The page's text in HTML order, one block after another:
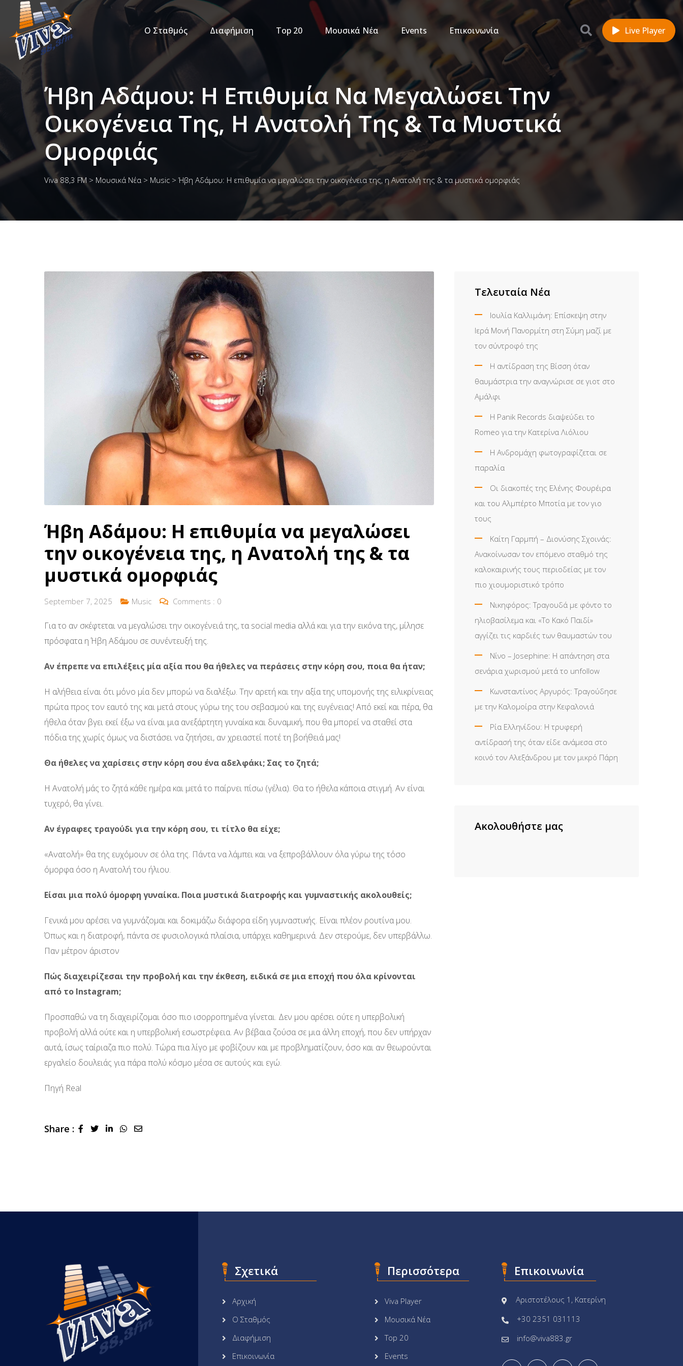
Ο Σταθμός Διαφήμιση Top 20 Μουσικά Νέα Events Επικοινωνία Live Player
Ήβη Αδάμου: H Επιθυμία Να Μεγαλώσει Την
Οικογένεια Της, Η Ανατολή Της & Τα Μυστικά
Ομορφιάς
Viva 88,3 FM > Μουσικά Νέα > Music > Ήβη Αδάμου: H επιθυμία να μεγαλώσει την οικογένεια της, η Ανατολή της & τα μυστικά ομορφιάς
Ήβη Αδάμου: H επιθυμία να μεγαλώσει
την οικογένεια της, η Ανατολή της & τα
μυστικά ομορφιάς
September 7, 2025 Music Comments : 0
Για το αν σκέφτεται να μεγαλώσει την οικογένειά της, τα social media αλλά και για την εικόνα της, μίλησε
πρόσφατα η Ήβη Αδάμου σε συνέντευξή της.
Αν έπρεπε να επιλέξεις μία αξία που θα ήθελες να περάσεις στην κόρη σου, ποια θα ήταν;
Η αλήθεια είναι ότι μόνο μία δεν μπορώ να διαλέξω. Την αρετή και την αξία της υπομονής της ειλικρίνειας
πρώτα προς τον εαυτό της και μετά στους γύρω της του σεβασμού και της ευγένειας! Από εκεί και πέρα, θα
ήθελα όταν βγει εκεί έξω να είναι μια ανεξάρτητη γυναίκα και δυναμική, που θα μπορεί να σταθεί στα
πόδια της χωρίς όμως να διστάσει να ζητήσει, αν χρειαστεί ποτέ τη βοήθειά μας!
Θα ήθελες να χαρίσεις στην κόρη σου ένα αδελφάκι; Σας το ζητά;
Η Ανατολή μάς το ζητά κάθε ημέρα και μετά το παίρνει πίσω (γέλια). Θα το ήθελα κάποια στιγμή. Αν είναι
τυχερό, θα γίνει.
Αν έγραφες τραγούδι για την κόρη σου, τι τίτλο θα είχε;
«Ανατολή» θα της ευχόμουν σε όλα της. Πάντα να λάμπει και να ξεπροβάλλουν όλα γύρω της τόσο
όμορφα όσο η Ανατολή του ήλιου.
Είσαι μια πολύ όμορφη γυναίκα. Ποια μυστικά διατροφής και γυμναστικής ακολουθείς;
Γενικά μου αρέσει να γυμνάζομαι και δοκιμάζω διάφορα είδη γυμναστικής. Είναι πλέον ρουτίνα μου.
Όπως και η διατροφή, πάντα σε φυσιολογικά πλαίσια, υπάρχει καθημερινά. Δεν στερούμε, δεν υπερβάλλω.
Παν μέτρον άριστον
Πώς διαχειρίζεσαι την προβολή και την έκθεση, ειδικά σε μια εποχή που όλα κρίνονται
από το Instagram;
Προσπαθώ να τη διαχειρίζομαι όσο πιο ισορροπημένα γίνεται. Δεν μου αρέσει ούτε η υπερβολική
προβολή αλλά ούτε και η υπερβολική εσωστρέφεια. Αν βέβαια ζούσα σε μια άλλη εποχή, που δεν υπήρχαν
αυτά, ίσως ταίριαζα πιο πολύ. Τώρα πια λίγο με φοβίζουν και με προβληματίζουν, όσο και αν θεωρούνται
εργαλείο δουλειάς για πάρα πολύ κόσμο μέσα σε αυτούς και εγώ.
Πηγή Real
Share : LinkedInWhatsapp
Share
Τελευταία Νέα
Ιουλία Καλλιμάνη: Επίσκεψη στην
Ιερά Μονή Πανορμίτη στη Σύμη μαζί με
τον σύντροφό της
Η αντίδραση της Βίσση όταν
θαυμάστρια την αναγνώρισε σε γιοτ στο
Αμάλφι
Η Panik Records διαψεύδει το
Romeo για την Κατερίνα Λιόλιου
Η Ανδρομάχη φωτογραφίζεται σε
παραλία
Οι διακοπές της Ελένης Φουρέιρα
και του Αλμπέρτο Μποτία με τον γιο
τους
Καίτη Γαρμπή – Διονύσης Σχοινάς:
Ανακοίνωσαν τον επόμενο σταθμό της
καλοκαιρινής τους περιοδείας με τον
πιο χιουμοριστικό τρόπο
Νικηφόρος: Τραγουδά με φόντο το
ηλιοβασίλεμα και «Το Κακό Παιδί»
αγγίζει τις καρδιές των θαυμαστών του
Νίνο – Josephine: Η απάντηση στα
σενάρια χωρισμού μετά το unfollow
Κωνσταντίνος Αργυρός: Τραγούδησε
με την Καλομοίρα στην Κεφαλονιά
Ρία Ελληνίδου: H τρυφερή
αντίδρασή της όταν είδε ανάμεσα στο
κοινό τον Αλεξάνδρου με τον μικρό Πάρη
Ακολουθήστε μας
Σχετικά
Αρχική
Ο Σταθμός
Διαφήμιση
Επικοινωνία
Περισσότερα
Viva Player
Μουσικά Νέα
Top 20
Events
Επικοινωνία
Αριστοτέλους 1, Κατερίνη
+30 2351 031113
info@viva883.gr